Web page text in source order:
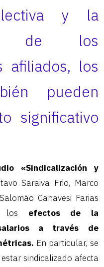
y la
de los
afiliados, los
pueden
significativo
«Sindicalización y
Saraiva Frio, Marco
Canavesi Farias
los efectos de la
a través de
En particular, se
sindicalizado afecta